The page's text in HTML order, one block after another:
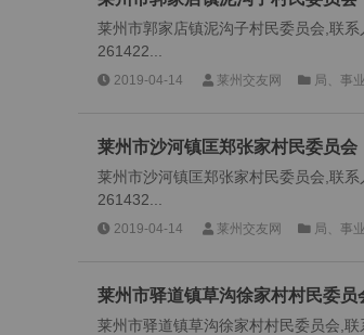
莱州市郭家店镇泥沟子村民委员会,联
261422...
2019-04-14 莱州交友网 局、事
莱州市沙河镇匡郑张家村民委员会
莱州市沙河镇匡郑张家村民委员会,联
261432...
2019-04-14 莱州交友网 局、事
莱州市驿道镇草沟徐家村村民委员
莱州市驿道镇草沟徐家村村民委员会,